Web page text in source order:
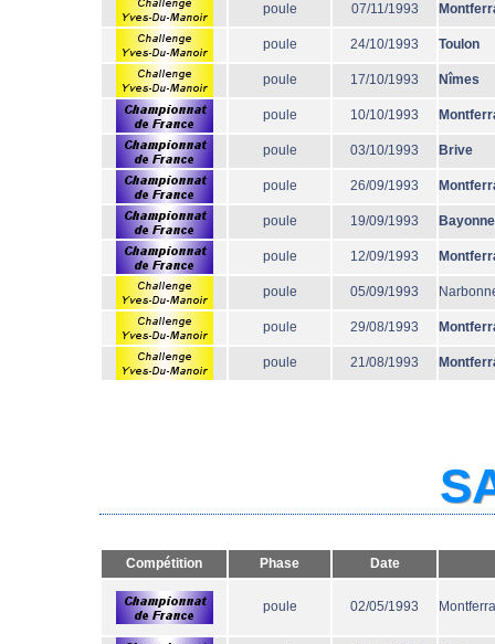
poule 07/11/1993
poule 24/10/1993 Toulon
poule 17/10/1993 Nîmes
poule 10/10/1993
poule 03/10/1993 Brive
poule 26/09/1993
poule 19/09/1993 Bayonne
poule 12/09/1993
poule 05/09/1993
poule 29/08/1993
poule 21/08/1993
Compétition Phase Date
poule 02/05/1993